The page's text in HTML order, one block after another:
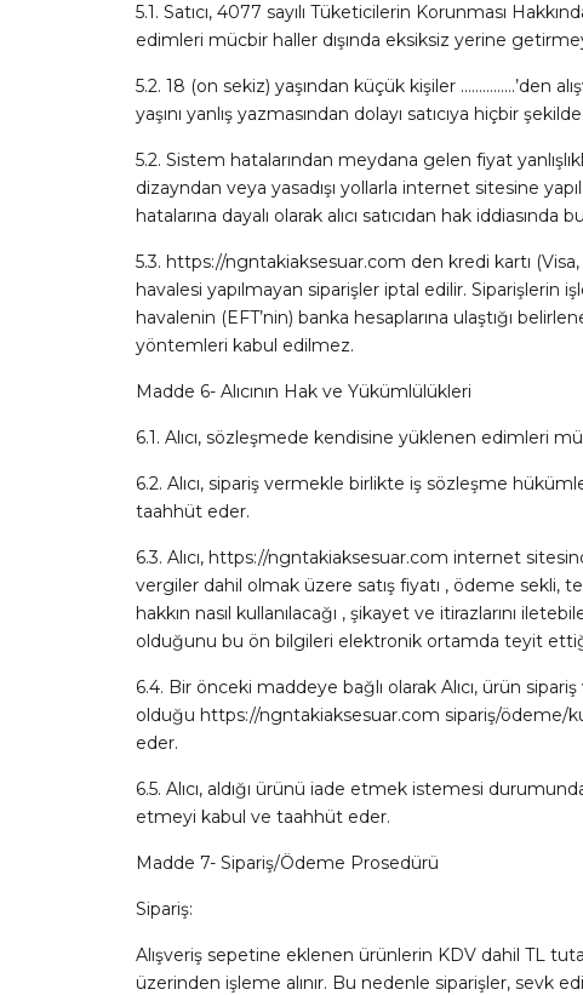
5.1. Satıcı, 4077 sayılı Tüketicilerin Korunması
edimleri mücbir haller dışında eksiksiz yerine
5.2. 18 (on sekiz) yaşından küçük kişiler ……………’den
yaşını yanlış yazmasından dolayı satıcıya hiçbir
5.2. Sistem hatalarından meydana gelen fiyat
dizayndan veya yasadışı yollarla internet sitesine
hatalarına dayalı olarak alıcı satıcıdan hak iddiasında
5.3. https://ngntakiaksesuar.com den kredi kartı
havalesi yapılmayan siparişler iptal edilir. Siparişlerin
havalenin (EFT’nin) banka hesaplarına ulaştığı
yöntemleri kabul edilmez.
Madde 6- Alıcının Hak ve Yükümlülükleri
6.1. Alıcı, sözleşmede kendisine yüklenen edimleri
6.2. Alıcı, sipariş vermekle birlikte iş sözleşme
taahhüt eder.
6.3. Alıcı, https://ngntakiaksesuar.com internet
vergiler dahil olmak üzere satış fiyatı , ödeme sekli,
hakkın nasıl kullanılacağı , şikayet ve itirazlarını
olduğunu bu ön bilgileri elektronik ortamda teyit
6.4. Bir önceki maddeye bağlı olarak Alıcı, ürün
olduğu https://ngntakiaksesuar.com sipariş/ödeme/
eder.
6.5. Alıcı, aldığı ürünü iade etmek istemesi
etmeyi kabul ve taahhüt eder.
Madde 7- Sipariş/Ödeme Prosedürü
Sipariş:
Alışveriş sepetine eklenen ürünlerin KDV dahil TL
üzerinden işleme alınır. Bu nedenle siparişler, sevk